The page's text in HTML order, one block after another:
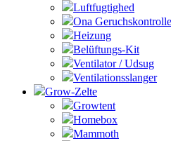
Luftfugtighed
Ona Geruchskontrolle
Heizung
Belüftungs-Kit
Ventilator / Udsug
Ventilationsslanger
Grow-Zelte
Growtent
Homebox
Mammoth